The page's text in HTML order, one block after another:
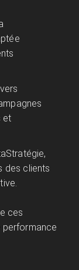
et
des clients
ces
performance